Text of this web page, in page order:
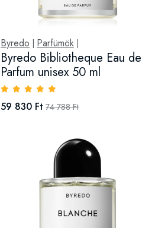
Byredo Parfümök|
Byredo Bibliotheque Eau de
Parfum unisex 50 ml
59 830 Ft 74 788 Ft